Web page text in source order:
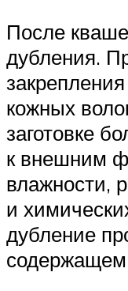
После
дубления.
кожных
заготовке
к внешним
влажности,
и
дубление